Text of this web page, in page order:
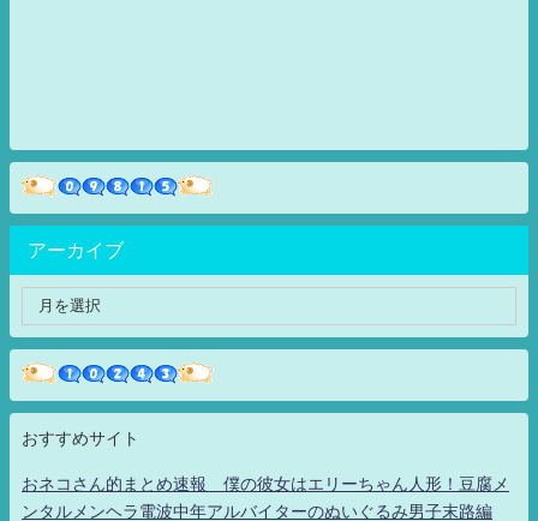
アーカイブ
おすすめサイト
おネコさん的まとめ速報 僕の彼女はエリーちゃん人形！豆腐メ
ンタルメンヘラ電波中年アルバイターのぬいぐるみ男子末路編